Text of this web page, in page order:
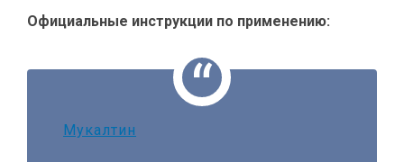
Официальные инструкции по применению:
Мукалтин